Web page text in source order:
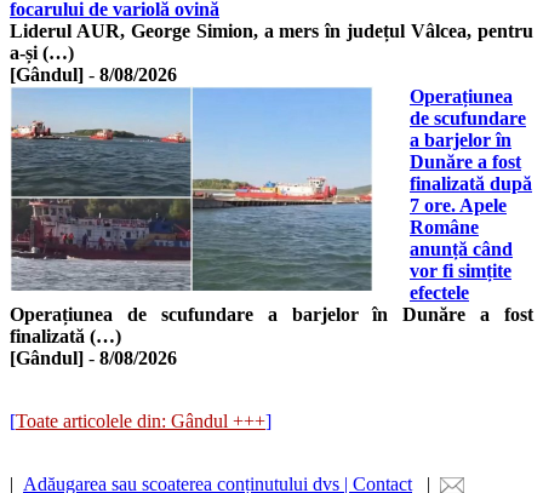
focarului de variolă ovină
Liderul AUR, George Simion, a mers în județul Vâlcea, pentru
a-și (…)
[Gândul] - 8/08/2026
Operațiunea
de scufundare
a barjelor în
Dunăre a fost
finalizată după
7 ore. Apele
Române
anunță când
vor fi simțite
efectele
Operațiunea de scufundare a barjelor în Dunăre a fost
finalizată (…)
[Gândul] - 8/08/2026
[Toate articolele din: Gândul +++]
| Adăugarea sau scoaterea conținutului dvs | Contact |